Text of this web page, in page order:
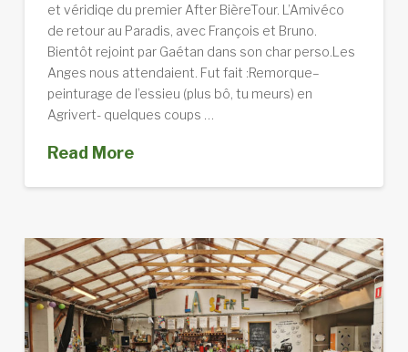
et véridiqe du premier After BièreTour. L’Amivéco
de retour au Paradis, avec François et Bruno.
Bientôt rejoint par Gaétan dans son char perso.Les
Anges nous attendaient. Fut fait :Remorque–
peinturage de l’essieu (plus bô, tu meurs) en
Agrivert- quelques coups …
Read More